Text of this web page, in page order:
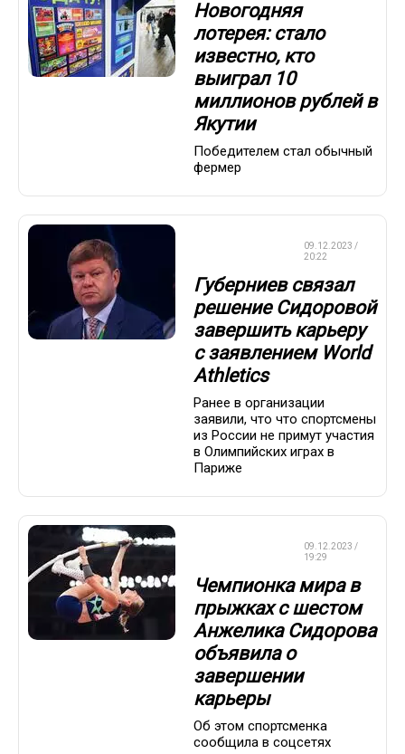
Новогодняя
лотерея: стало
известно, кто
выиграл 10
миллионов рублей в
Якутии
Победителем стал обычный
фермер
09.12.2023 /
20:22
Губерниев связал
решение Сидоровой
завершить карьеру
с заявлением World
Athletics
Ранее в организации
заявили, что что спортсмены
из России не примут участия
в Олимпийских играх в
Париже
09.12.2023 /
19:29
Чемпионка мира в
прыжках с шестом
Анжелика Сидорова
объявила о
завершении
карьеры
Об этом спортсменка
сообщила в соцсетях